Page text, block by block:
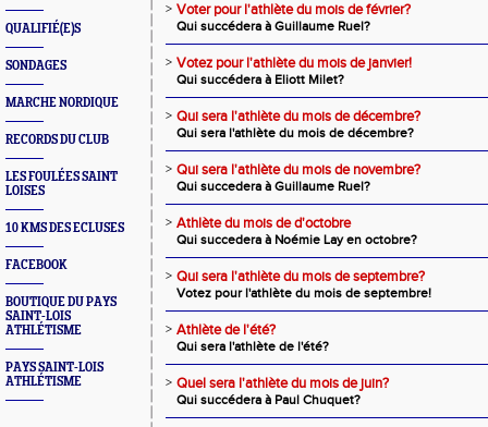
QUALIFIÉ(E)S
SONDAGES
MARCHE NORDIQUE
RECORDS DU CLUB
LES FOULÉES SAINT
LOISES
10 KMS DES ECLUSES
FACEBOOK
BOUTIQUE DU PAYS
SAINT-LOIS
ATHLÉTISME
PAYS SAINT-LOIS
ATHLÉTISME
> Voter pour l'athlète du mois de février?
Qui succédera à Guillaume Ruel?
> Votez pour l'athlète du mois de janvier!
Qui succédera à Eliott Milet?
> Qui sera l'athlète du mois de décembre?
Qui sera l'athlète du mois de décembre?
> Qui sera l'athlète du mois de novembre?
Qui succedera à Guillaume Ruel?
> Athlète du mois de d'octobre
Qui succedera à Noémie Lay en octobre?
> Qui sera l'athlète du mois de septembre?
Votez pour l'athlète du mois de septembre!
> Athlète de l'été?
Qui sera l'athlète de l'été?
> Quel sera l'athlète du mois de juin?
Qui succédera à Paul Chuquet?